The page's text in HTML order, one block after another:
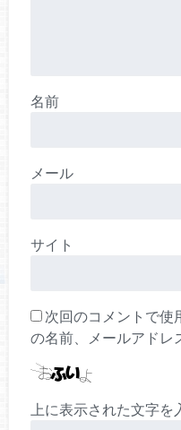
名前
メール
サイト
次回のコメントで使
の名前、メールアドレ
上に表示された文字を